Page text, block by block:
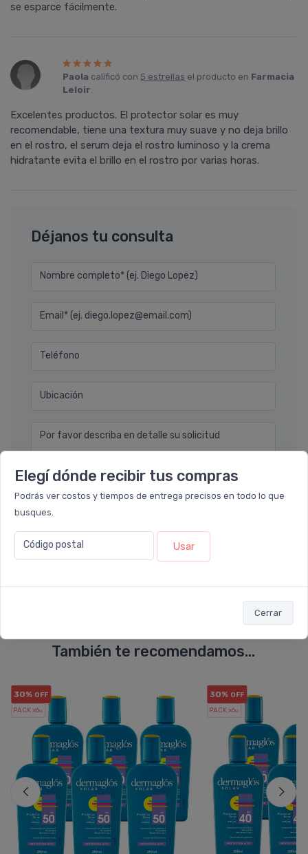
Elegí dónde recibir tus compras
Podrás ver costos y tiempos de entrega precisos en todo lo que
busques.
Código postal Usar
Cerrar
se esparce fácilmente.
Paola calificó con 5 estrellas el producto en Farmacia
Leloir.
Excelentes productos. El protector solar es muy
recomendable, tiene una textura muy suave y no deja brillo
en el rostro, el serum deja el rostro luminoso y la crema
hidratante evita el brillo en el rostro por varias horas.
Déjanos tu consulta
Nombre completo* (ej. Diego Lopez)
Email* (ej. diego.lopez@email.com)
Teléfono
Ubicación
Por favor describa en detalle su solicitud
Enviar consulta
También te recomendamos...
30% OFF
PACK x6u.
30% OFF
PACK x6u.